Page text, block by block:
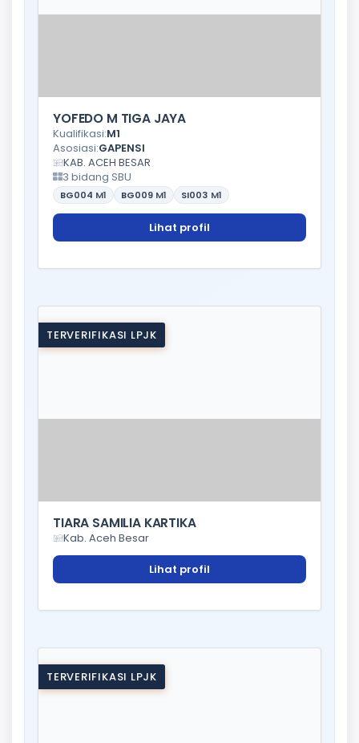
YOFEDO M TIGA JAYA
Kualifikasi:M1
Asosiasi:GAPENSI
KAB. ACEH BESAR
3 bidang SBU
BG004 M1 BG009 M1 SI003 M1
Lihat profil
TERVERIFIKASI LPJK
TIARA SAMILIA KARTIKA
Kab. Aceh Besar
Lihat profil
TERVERIFIKASI LPJK